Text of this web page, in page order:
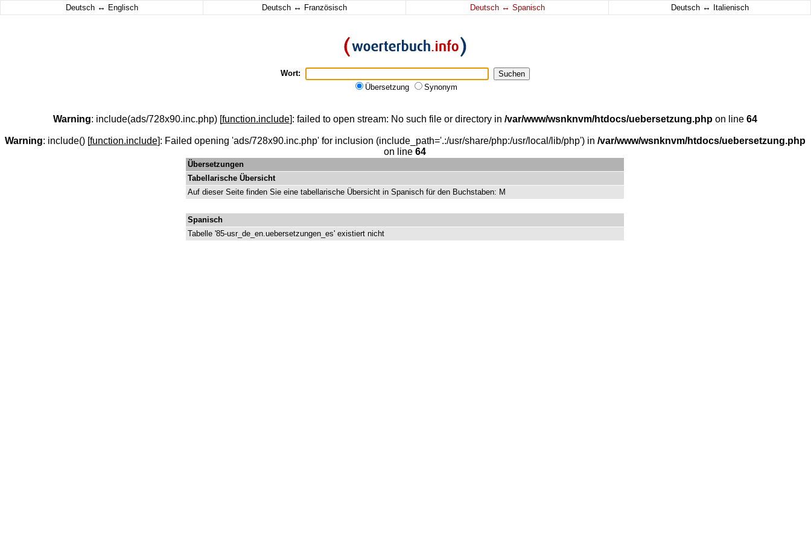
Deutsch ↔ Englisch Deutsch ↔ Französisch Deutsch ↔ Spanisch Deutsch ↔ Italienisch
Wort:
Übersetzung
Synonym
Warning: include(ads/728x90.inc.php) [function.include]: failed to open stream: No such file or directory in /var/www/wsnknvm/htdocs/uebersetzung.phpon line 64
Warning: include() [function.include]: Failed opening 'ads/728x90.inc.php' for inclusion (include_path='.:/usr/share/php:/usr/local/lib/php') in /var/www/wsnknvm/htdocs/uebersetzung.php
on line 64
Übersetzungen
Tabellarische Übersicht
Auf dieser Seite finden Sie eine tabellarische Übersicht in Spanisch für den Buchstaben: M
Spanisch
Tabelle '85-usr_de_en.uebersetzungen_es' existiert nicht